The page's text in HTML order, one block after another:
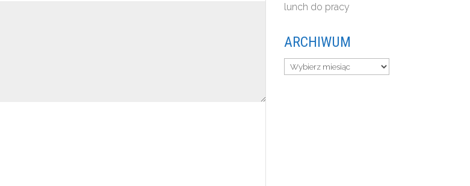
lunch do pracy
ARCHIWUM
Archiwum